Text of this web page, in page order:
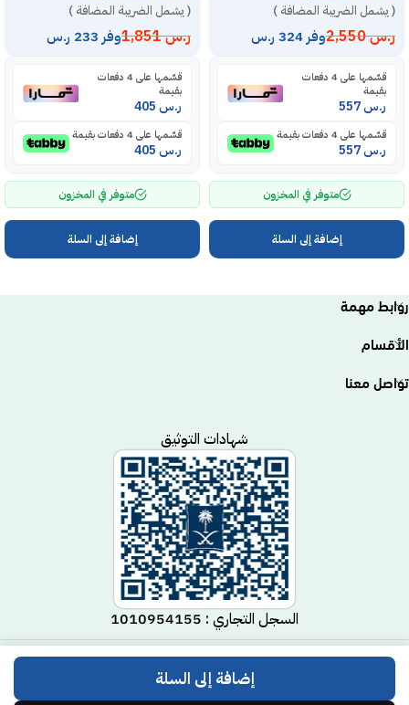
( يشمل الضريبة المضافة )
ر.س2,550 وفر 324 ر.س
قسّمها على 4 دفعات
بقيمة
ر.س
قسّمها على 4 دفعات بقيمة
ر.س
متوفر في المخزون
إضافة إلى السلة
( يشمل الضريبة المضافة )
ر.س1,851 وفر 233 ر.س
قسّمها على 4 دفعات
بقيمة
ر.س
قسّمها على 4 دفعات بقيمة
ر.س
متوفر في المخزون
إضافة إلى السلة
روابط مهمة
الأقسام
تواصل معنا
شهادات التوثيق
السجل التجاري : 1010954155
جميع الحقوق محفوظة لـمتجر مكيف© 2025.
تم التطوير بواسطةCode Timeإضافة إلى السلة